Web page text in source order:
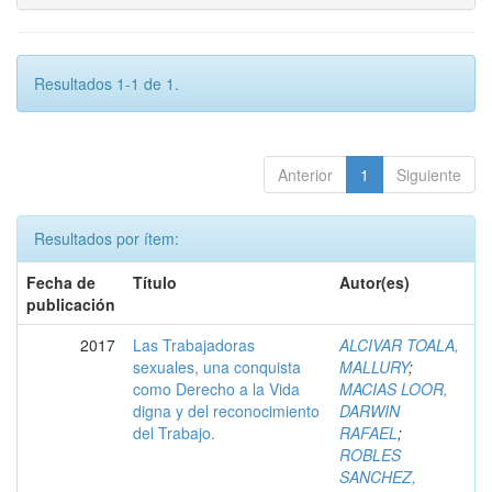
Resultados 1-1 de 1.
Anterior 1 Siguiente
Resultados por ítem:
Fecha de
publicación
Título Autor(es)
2017
Las Trabajadoras
sexuales, una conquista
como Derecho a la Vida
digna y del reconocimiento
del Trabajo.
ALCIVAR TOALA,
MALLURY;
MACIAS LOOR,
DARWIN
RAFAEL;
ROBLES
SANCHEZ,